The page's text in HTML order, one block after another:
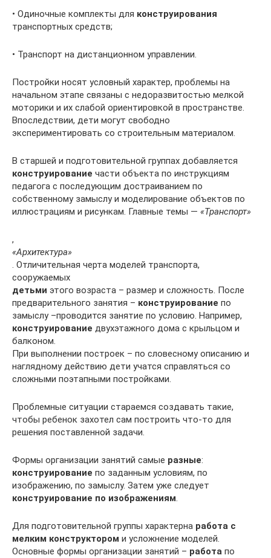
• Одиночные комплекты для конструирования
транспортных средств;
• Транспорт на дистанционном управлении.
Постройки носят условный характер, проблемы на
начальном этапе связаны с недоразвитостью мелкой
моторики и их слабой ориентировкой в пространстве.
Впоследствии, дети могут свободно
экспериментировать со строительным материалом.
В старшей и подготовительной группах добавляется
конструирование части объекта по инструкциям
педагога с последующим достраиванием по
собственному замыслу и моделирование объектов по
иллюстрациям и рисункам. Главные темы — «Транспорт»
,
«Архитектура»
. Отличительная черта моделей транспорта,
сооружаемых
детьми этого возраста – размер и сложность. После
предварительного занятия – конструирование по
замыслу –проводится занятие по условию. Например,
конструирование двухэтажного дома с крыльцом и
балконом.
При выполнении построек – по словесному описанию и
наглядному действию дети учатся справляться со
сложными поэтапными постройками.
Проблемные ситуации стараемся создавать такие,
чтобы ребенок захотел сам построить что-то для
решения поставленной задачи.
Формы организации занятий самые разные:
конструирование по заданным условиям, по
изображению, по замыслу. Затем уже следует
конструирование по изображениям.
Для подготовительной группы характерна работа с
мелким конструктором и усложнение моделей.
Основные формы организации занятий – работа по